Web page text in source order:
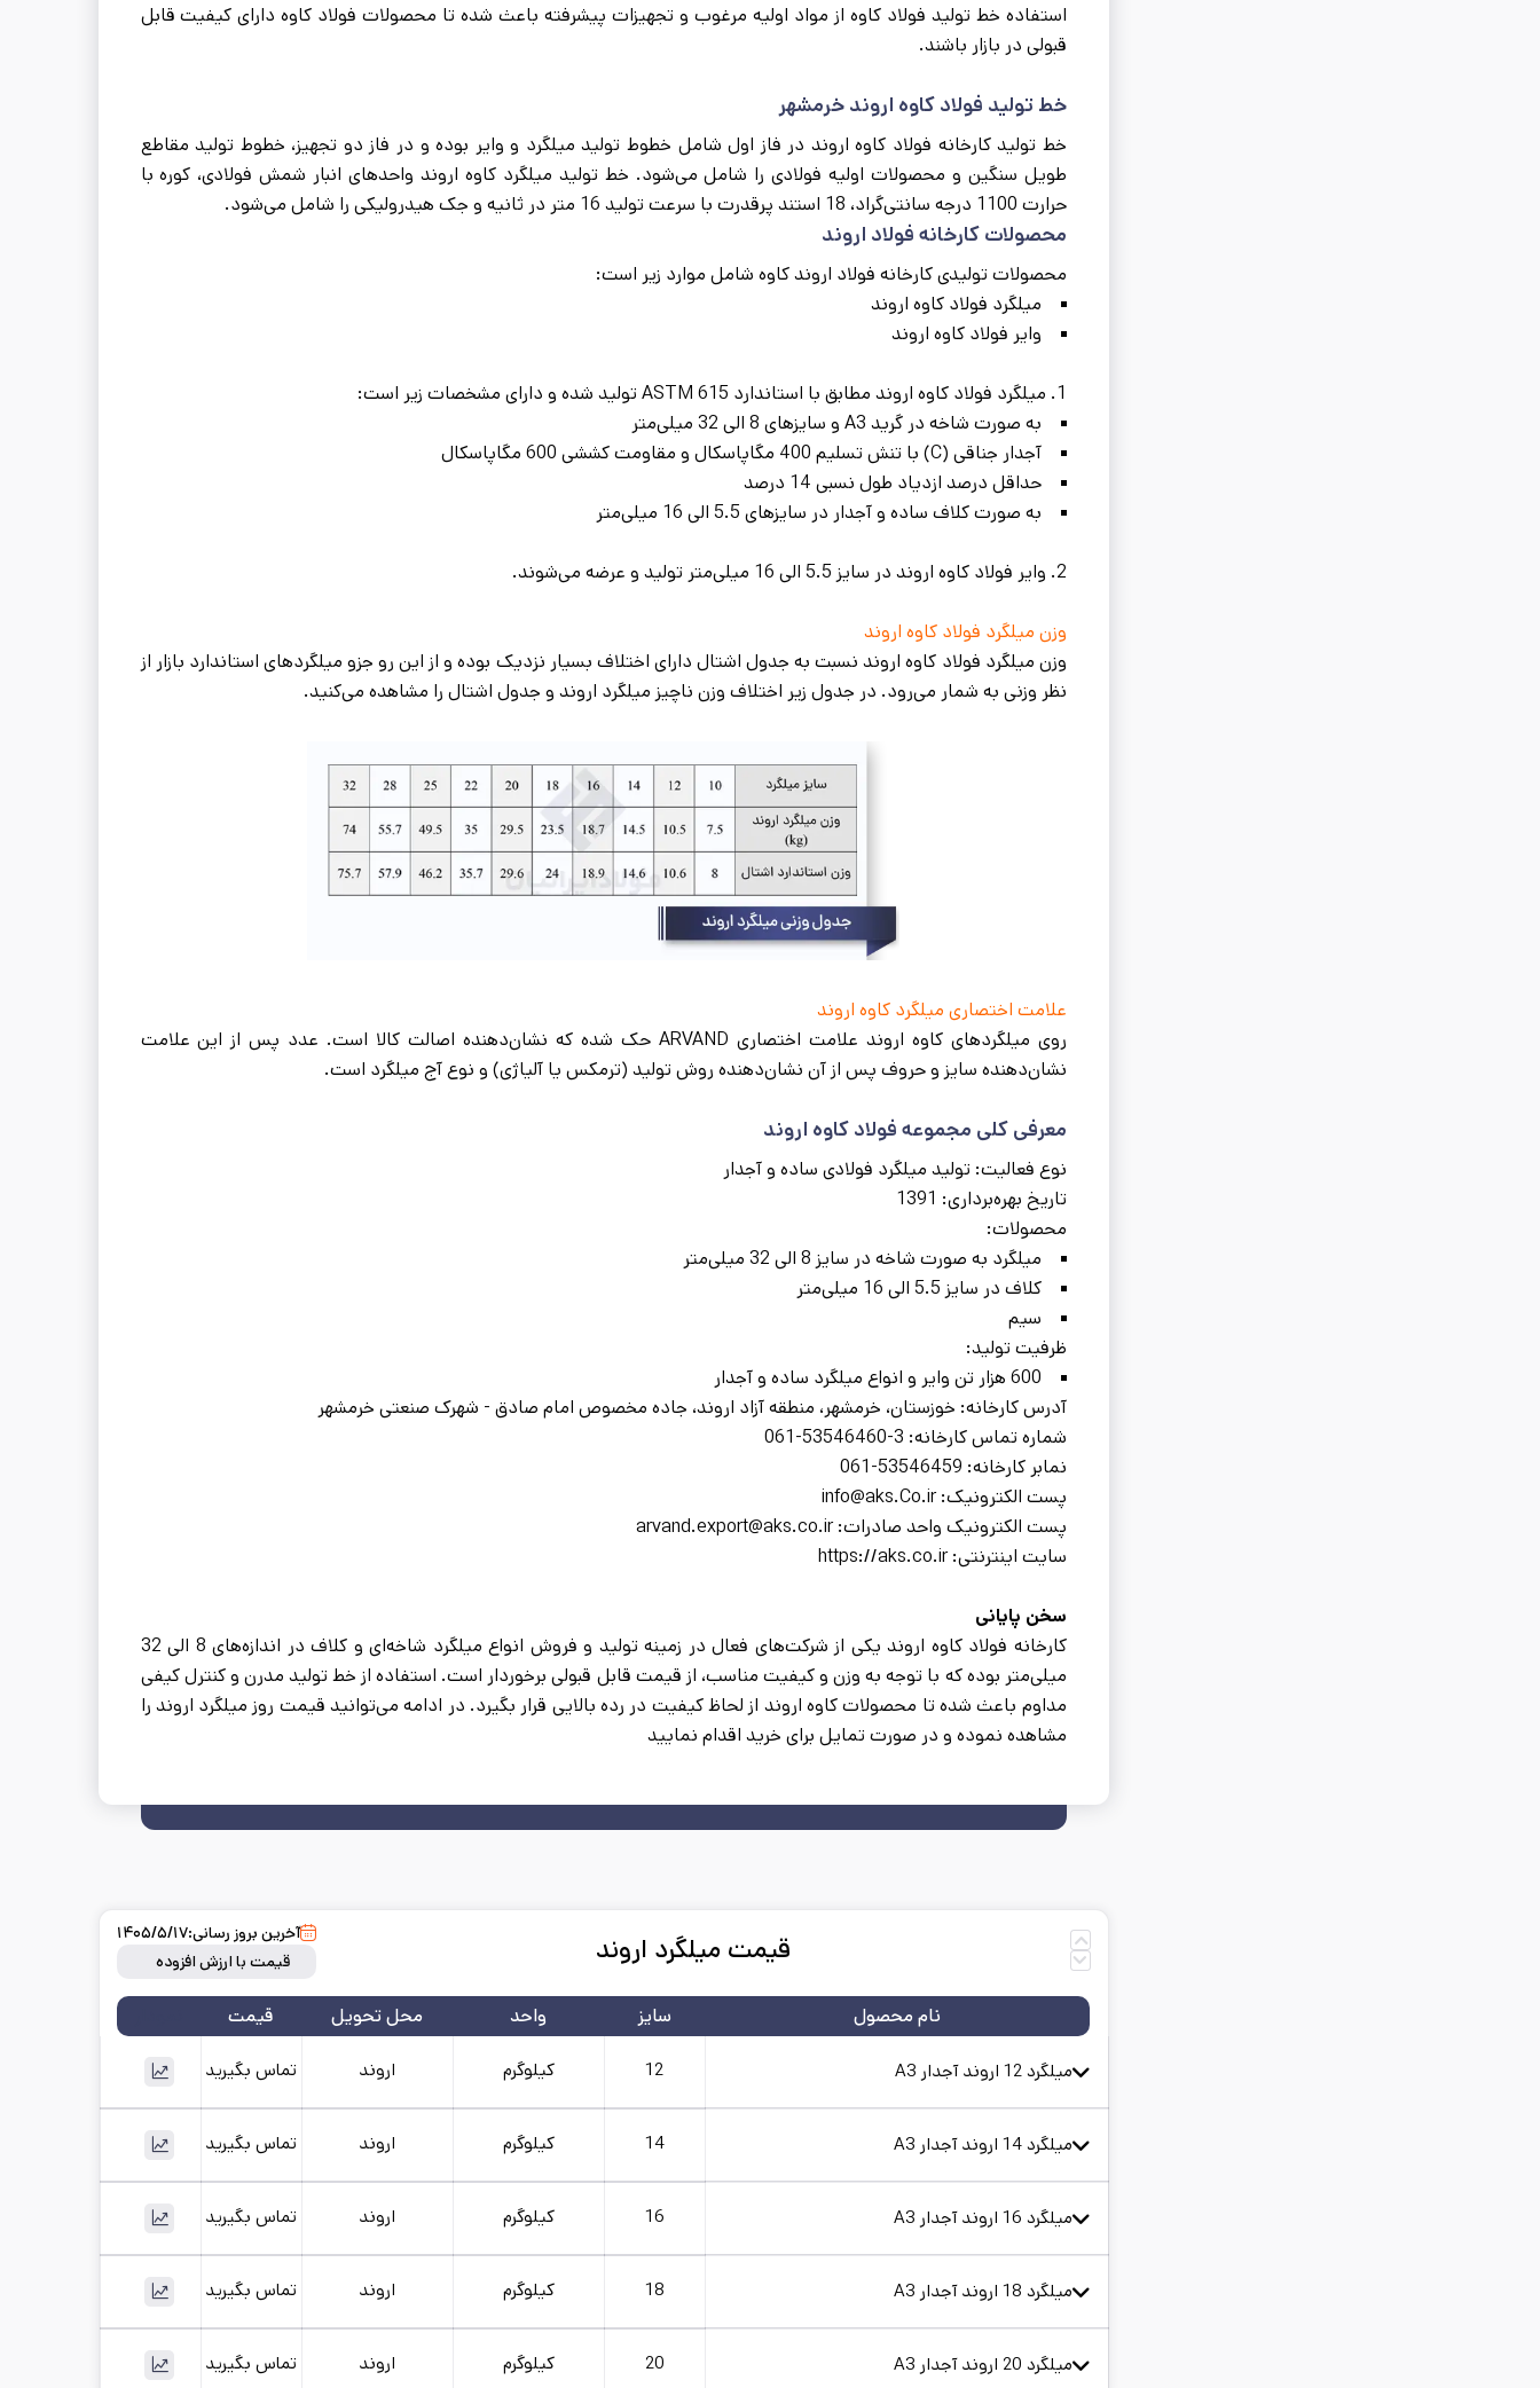
استفاده خط تولید فولاد کاوه از مواد اولیه مرغوب و تجهیزات پیشرفته باعث شده تا محصولات فولاد کاوه دارای کیفیت قابل
قبولی در بازار باشند.
خط تولید فولاد کاوه اروند خرمشهر
خط تولید کارخانه فولاد کاوه اروند در فاز اول شامل خطوط تولید میلگرد و وایر بوده و در فاز دو تجهیز، خطوط تولید مقاطع
طویل سنگین و محصولات اولیه فولادی را شامل می‌شود. خط تولید میلگرد کاوه اروند واحدهای انبار شمش فولادی، کوره با
حرارت 1100 درجه سانتی‌گراد، 18 استند پرقدرت با سرعت تولید 16 متر در ثانیه و جک هیدرولیکی را شامل می‌شود.
محصولات کارخانه فولاد اروند
محصولات تولیدی کارخانه فولاد اروند کاوه شامل موارد زیر است:
میلگرد فولاد کاوه اروند
وایر فولاد کاوه اروند
1. میلگرد فولاد کاوه اروند مطابق با استاندارد ASTM 615 تولید شده و دارای مشخصات زیر است:
به صورت شاخه در گرید A3 و سایزهای 8 الی 32 میلی‌متر
آجدار جناقی (C) با تنش تسلیم 400 مگاپاسکال و مقاومت کششی 600 مگاپاسکال
حداقل درصد ازدیاد طول نسبی 14 درصد
به صورت کلاف ساده و آجدار در سایزهای 5.5 الی 16 میلی‌متر
2. وایر فولاد کاوه اروند در سایز 5.5 الی 16 میلی‌متر تولید و عرضه می‌شوند.
وزن میلگرد فولاد کاوه اروند
وزن میلگرد فولاد کاوه اروند نسبت به جدول اشتال دارای اختلاف بسیار نزدیک بوده و از این رو جزو میلگردهای استاندارد بازار از
نظر وزنی به شمار می‌رود. در جدول زیر اختلاف وزن ناچیز میلگرد اروند و جدول اشتال را مشاهده می‌کنید.
علامت اختصاری میلگرد کاوه اروند
روی میلگردهای کاوه اروند علامت اختصاری ARVAND حک شده که نشان‌دهنده اصالت کالا است. عدد پس از این علامت
نشان‌دهنده سایز و حروف پس از آن نشان‌دهنده روش تولید (ترمکس یا آلیاژی) و نوع آج میلگرد است.
معرفی کلی مجموعه فولاد کاوه اروند
نوع فعالیت: تولید میلگرد فولادی ساده و آجدار
تاریخ بهره‌برداری: 1391
محصولات:
میلگرد به صورت شاخه در سایز 8 الی 32 میلی‌متر
کلاف در سایز 5.5 الی 16 میلی‌متر
سیم
ظرفیت تولید:
600 هزار تن وایر و انواع میلگرد ساده و آجدار
آدرس کارخانه: خوزستان، خرمشهر، منطقه آزاد اروند، جاده مخصوص امام صادق - شهرک صنعتی خرمشهر
شماره تماس کارخانه: 3-53546460-061
نمابر کارخانه: 53546459-061
پست الکترونیک: info@aks.Co.ir
پست الکترونیک واحد صادرات: arvand.export@aks.co.ir
سایت اینترنتی: https://aks.co.ir
سخن پایانی
کارخانه فولاد کاوه اروند یکی از شرکت‌های فعال در زمینه تولید و فروش انواع میلگرد شاخه‌ای و کلاف در اندازه‌های 8 الی 32
میلی‌متر بوده که با توجه به وزن و کیفیت مناسب، از قیمت قابل قبولی برخوردار است. استفاده از خط تولید مدرن و کنترل کیفی
مداوم باعث شده تا محصولات کاوه اروند از لحاظ کیفیت در رده بالایی قرار بگیرد. در ادامه می‌توانید قیمت روز میلگرد اروند را
مشاهده نموده و در صورت تمایل برای خرید اقدام نمایید
قیمت میلگرد اروند آخرین بروز رسانی:۱۴۰۵/۵/۱۷
قیمت با ارزش افزوده
نام محصول سایز واحد محل تحویل قیمت
میلگرد 12 اروند آجدار A3 12 کیلوگرم اروند تماس بگیرید
استاندارد: A3 طول شاخه: 12 وزن تقریبی: 10.7 کارخانه: اروند تاریخ بروزرسانی: ۱۴۰۵/۵/۱۷ سایز:12 واحد:کیلوگرم
میلگرد 14 اروند آجدار A3 14 کیلوگرم اروند تماس بگیرید
استاندارد: A3 طول شاخه: 12 وزن تقریبی: 14.5 کارخانه: اروند تاریخ بروزرسانی: ۱۴۰۵/۵/۱۷ سایز:14 واحد:کیلوگرم
میلگرد 16 اروند آجدار A3 16 کیلوگرم اروند تماس بگیرید
استاندارد: A3 طول شاخه: 12 وزن تقریبی: 18.7 کارخانه: اروند تاریخ بروزرسانی: ۱۴۰۵/۵/۱۷ سایز:16 واحد:کیلوگرم
میلگرد 18 اروند آجدار A3 18 کیلوگرم اروند تماس بگیرید
استاندارد: A3 طول شاخه: 12 وزن تقریبی: 23.5 کارخانه: اروند تاریخ بروزرسانی: ۱۴۰۵/۵/۱۷ سایز:18 واحد:کیلوگرم
میلگرد 20 اروند آجدار A3 20 کیلوگرم اروند تماس بگیرید